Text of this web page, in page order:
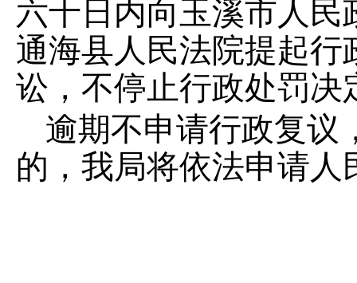
六十日内向玉溪市人
通海县人民法院提起
讼，不停止行政处罚决
逾期不申请行政复议
的，我局将依法申请人